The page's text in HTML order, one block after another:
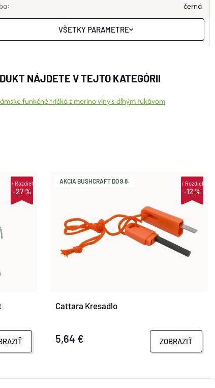
: černá
VŠETKY PARAMETRE
NÁJDETE V TEJTO KATEGÓRII
funkčné tričká z merino vlny s dlhým rukávom
-27 %
iRozdiel AKCIA BUSHCRAFT DO 9.8.
-12 %
iRozdiel
Cattara Kresadlo
5,64 € ZOBRAZIŤ